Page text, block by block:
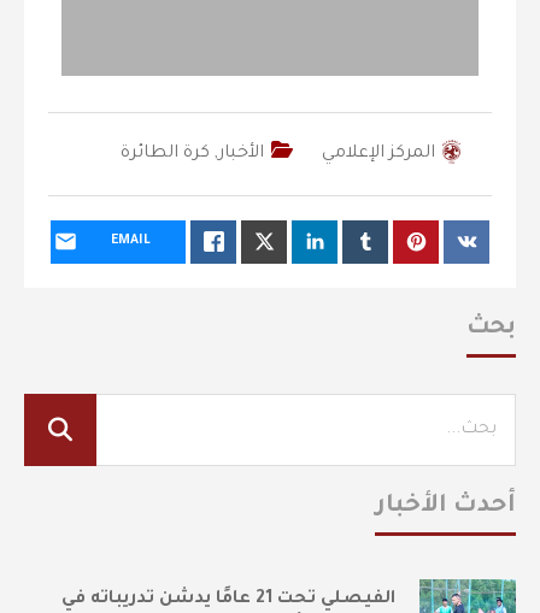
المركز الإعلامي الأخبار, كرة الطائرة
EMAIL
بحث
أحدث الأخبار
الفيصلي تحت 21 عامًا يدشن تدريباته في